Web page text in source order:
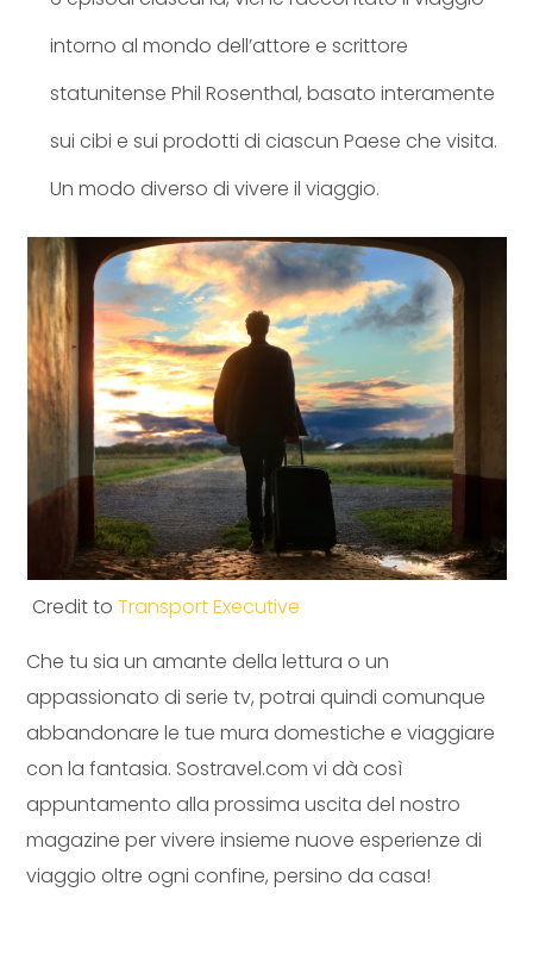
intorno al mondo dell’attore e scrittore
statunitense Phil Rosenthal, basato interamente
sui cibi e sui prodotti di ciascun Paese che visita.
Un modo diverso di vivere il viaggio.
Credit to Transport Executive
Che tu sia un amante della lettura o un
appassionato di serie tv, potrai quindi comunque
abbandonare le tue mura domestiche e viaggiare
con la fantasia. Sostravel.com vi dà così
appuntamento alla prossima uscita del nostro
magazine per vivere insieme nuove esperienze di
viaggio oltre ogni confine, persino da casa!